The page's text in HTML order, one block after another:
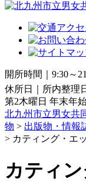
開所時間｜9:30～
休所日｜所内整理
第2木曜日 年末年
北九州市立男女共
物 > 出版物・情報
> カティング・エ
カティ